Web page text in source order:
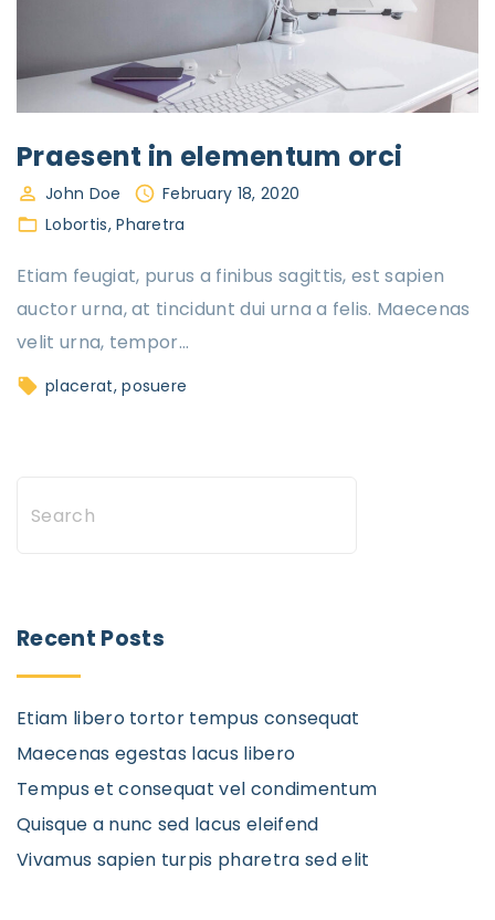
Praesent in elementum orci
John Doe
February 18, 2020
Lobortis Pharetra
Etiam feugiat, purus a finibus sagittis, est sapien
auctor urna, at tincidunt dui urna a felis. Maecenas
velit urna, tempor…
placerat posuere
c
Recent Posts
Etiam libero tortor tempus consequat
Maecenas egestas lacus libero
Tempus et consequat vel condimentum
Quisque a nunc sed lacus eleifend
Vivamus sapien turpis pharetra sed elit